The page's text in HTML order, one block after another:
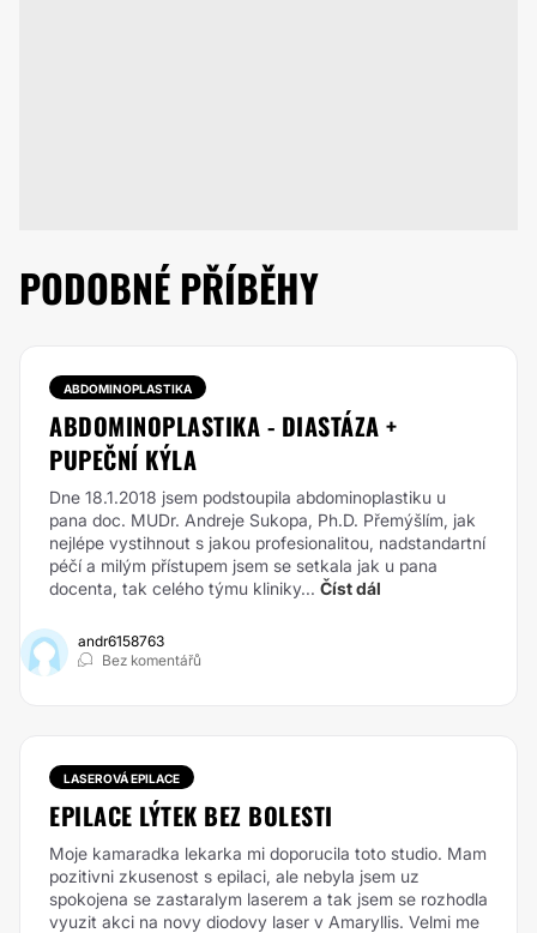
PODOBNÉ PŘÍBĚHY
ABDOMINOPLASTIKA
ABDOMINOPLASTIKA - DIASTÁZA +
PUPEČNÍ KÝLA
Dne 18.1.2018 jsem podstoupila abdominoplastiku u
pana doc. MUDr. Andreje Sukopa, Ph.D. Přemýšlím, jak
nejlépe vystihnout s jakou profesionalitou, nadstandartní
péčí a milým přístupem jsem se setkala jak u pana
docenta, tak celého týmu kliniky... Číst dál
andr6158763
Bez komentářů
LASEROVÁ EPILACE
EPILACE LÝTEK BEZ BOLESTI
Moje kamaradka lekarka mi doporucila toto studio. Mam
pozitivni zkusenost s epilaci, ale nebyla jsem uz
spokojena se zastaralym laserem a tak jsem se rozhodla
vyuzit akci na novy diodovy laser v Amaryllis. Velmi me